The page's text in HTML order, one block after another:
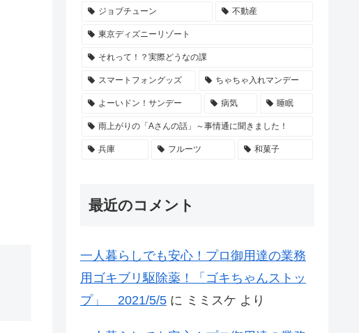
ジョブチューン 不動産
東京ディズニーリゾート
それって！？実際どうなの課
スマートフォングッズ ちゃちゃ入れマンデー
よーいドン！サンデー 病気 睡眠
雨上がりの「Aさんの話」～事情通に聞きました！
兵庫 フルーツ 和菓子
最近のコメント
一人暮らしでも安心！プロ御用達の業務
用ゴキブリ駆除薬！「ゴキちゃんストッ
プ」 2021/5/5 に ミミスケ より